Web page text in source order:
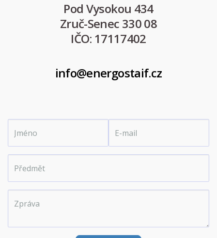
Pod Vysokou 434
Zruč-Senec 330 08
IČO: 17117402
info@energostaif.cz